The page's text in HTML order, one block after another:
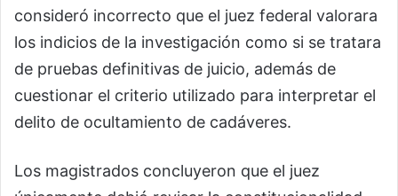
consideró incorrecto que el juez federal valorara
los indicios de la investigación como si se tratara
de pruebas definitivas de juicio, además de
cuestionar el criterio utilizado para interpretar el
delito de ocultamiento de cadáveres.
Los magistrados concluyeron que el juez